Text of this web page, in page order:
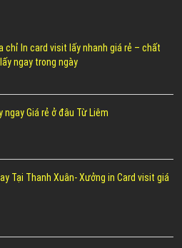
chỉ In card visit lấy nhanh giá rẻ – chất
ngay trong ngày
ngay Giá rẻ ở đâu Từ Liêm
Tại Thanh Xuân- Xưởng in Card visit giá